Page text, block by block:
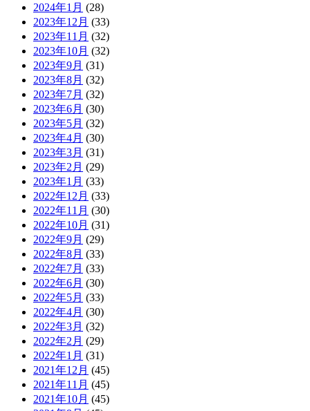
2024年1月 (28)
2023年12月 (33)
2023年11月 (32)
2023年10月 (32)
2023年9月 (31)
2023年8月 (32)
2023年7月 (32)
2023年6月 (30)
2023年5月 (32)
2023年4月 (30)
2023年3月 (31)
2023年2月 (29)
2023年1月 (33)
2022年12月 (33)
2022年11月 (30)
2022年10月 (31)
2022年9月 (29)
2022年8月 (33)
2022年7月 (33)
2022年6月 (30)
2022年5月 (33)
2022年4月 (30)
2022年3月 (32)
2022年2月 (29)
2022年1月 (31)
2021年12月 (45)
2021年11月 (45)
2021年10月 (45)